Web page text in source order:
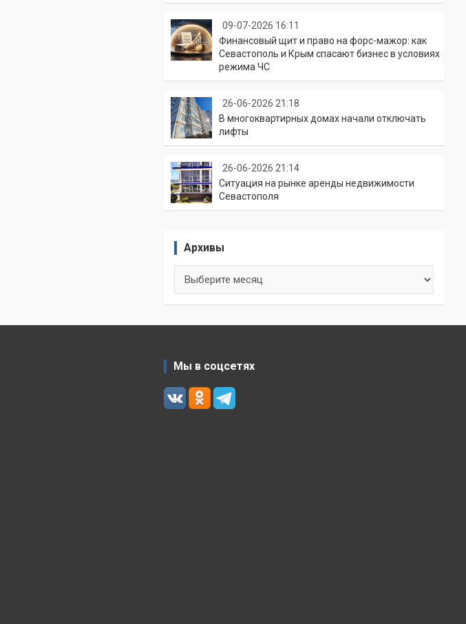
09-07-2026 16:11
Финансовый щит и право на форс-мажор: как
Севастополь и Крым спасают бизнес в условиях
режима ЧС
26-06-2026 21:18
В многоквартирных домах начали отключать
лифты
26-06-2026 21:14
Ситуация на рынке аренды недвижимости
Севастополя
Архивы
Мы в соцсетях